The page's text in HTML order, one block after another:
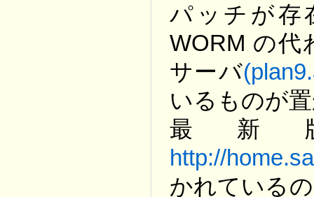
パッチが存
WORM の
サーバ
いるものが
最新
http://
かれている